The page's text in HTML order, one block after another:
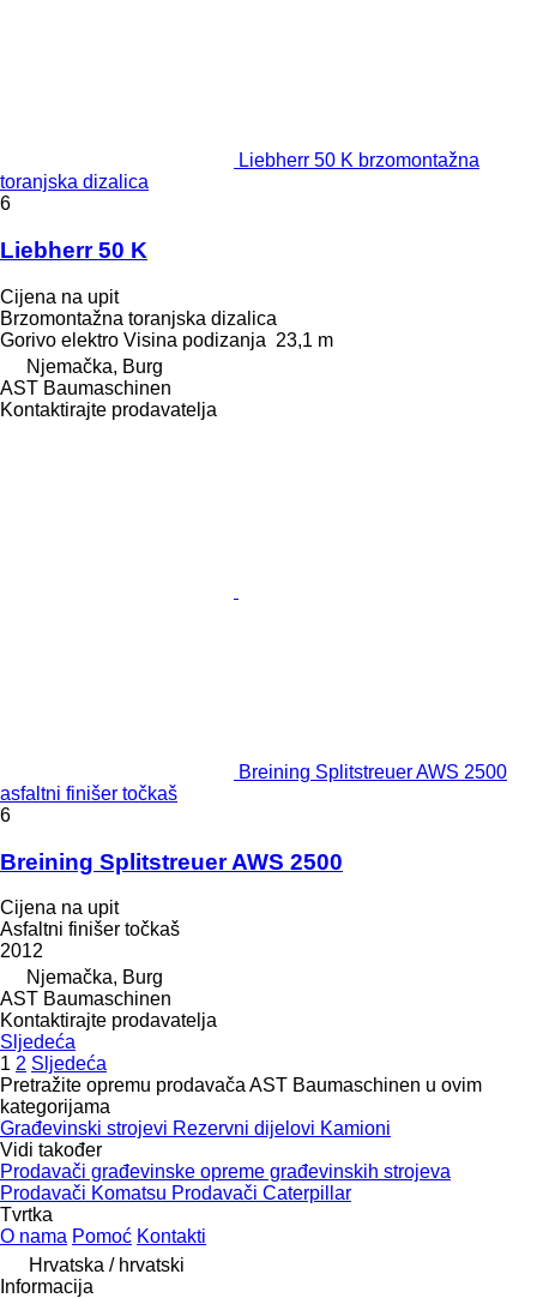
Liebherr 50 K brzomontažna
toranjska dizalica
6
Liebherr 50 K
Cijena na upit
Brzomontažna toranjska dizalica
Gorivo elektro Visina podizanja 23,1 m
Njemačka, Burg
AST Baumaschinen
Kontaktirajte prodavatelja
Breining Splitstreuer AWS 2500
asfaltni finišer točkaš
6
Breining Splitstreuer AWS 2500
Cijena na upit
Asfaltni finišer točkaš
2012
Njemačka, Burg
AST Baumaschinen
Kontaktirajte prodavatelja
Sljedeća
1 2 Sljedeća
Pretražite opremu prodavača AST Baumaschinen u ovim
kategorijama
Građevinski strojevi Rezervni dijelovi Kamioni
Vidi također
Prodavači građevinske opreme građevinskih strojeva
Prodavači Komatsu Prodavači Caterpillar
Tvrtka
O nama Pomoć Kontakti
Hrvatska / hrvatski
Informacija